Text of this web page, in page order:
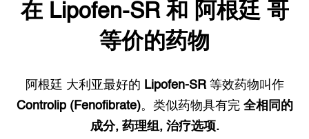
在 Lipofen-SR和 阿根廷哥
等价的药物
阿根廷 大利亚最好的 Lipofen-SR等效药物叫作
Controlip (Fenofibrate)。类似药物具有完 全相同的
成分, 药理组, 治疗选项.